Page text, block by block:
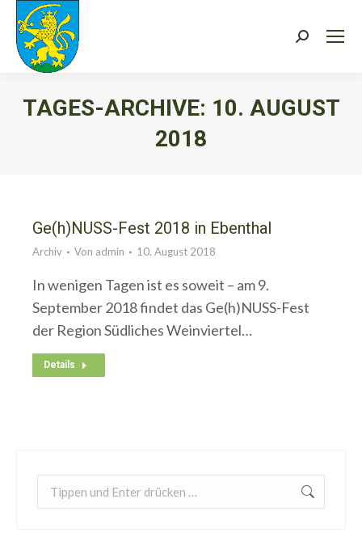
Search:
TAGES-ARCHIVE: 10. AUGUST
2018
Ge(h)NUSS-Fest 2018 in Ebenthal
Archiv Von admin 10. August 2018
In wenigen Tagen ist es soweit – am 9.
September 2018 findet das Ge(h)NUSS-Fest
der Region Südliches Weinviertel…
Details
Search: